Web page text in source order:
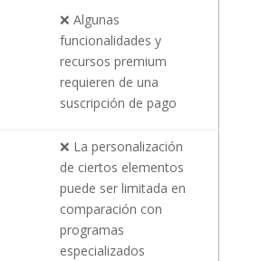
❌ Algunas
funcionalidades y
recursos premium
requieren de una
suscripción de pago
❌ La personalización
de ciertos elementos
puede ser limitada en
comparación con
programas
especializados